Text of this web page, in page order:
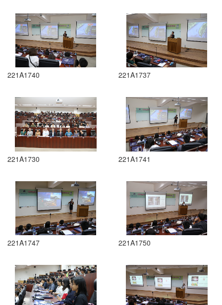
221A1740 221A1737
221A1730 221A1741
221A1747 221A1750